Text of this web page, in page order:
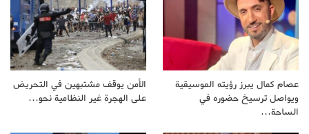
عصام كمال يبرز رؤيته الموسيقية
ويواصل ترسيخ حضوره في
الساحة…
الأمن يوقف مشتبهين في التحريض
على الهجرة غير النظامية نحو…